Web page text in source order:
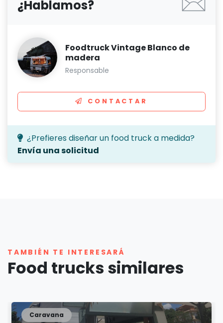
¿Hablamos?
Foodtruck Vintage Blanco de
madera
Responsable
CONTACTAR
¿Prefieres diseñar un food truck a medida?
Envía una solicitud
TAMBIÉN TE INTERESARÁ
Food trucks similares
Caravana